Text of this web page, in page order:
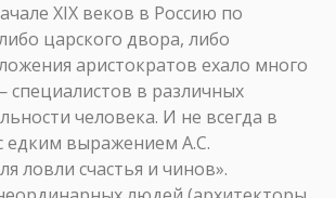
XIX веков в Россию по
царского двора, либо
аристократов ехало много
специалистов в различных
человека. И не всегда в
едким выражением А.С.
ловли счастья и чинов».